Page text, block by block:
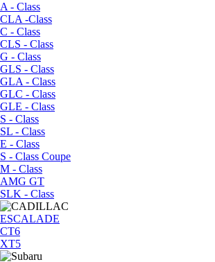
A - Class
CLA -Class
C - Class
CLS - Class
G - Class
GLS - Class
GLA - Class
GLC - Class
GLE - Class
S - Class
SL - Class
E - Class
S - Class Coupe
M - Class
AMG GT
SLK - Class
ESCALADE
CT6
XT5